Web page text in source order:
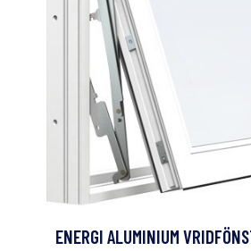
ENERGI ALUMINIUM